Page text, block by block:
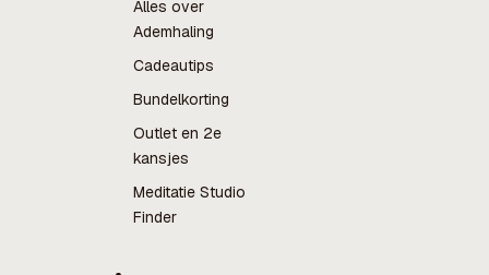
Alles over
Ademhaling
Cadeautips
Bundelkorting
Outlet en 2e
kansjes
Meditatie Studio
Finder